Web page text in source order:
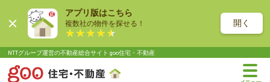
アプリ版はこちら
複数社の物件を探せる！ 開く
NTTグループ運営の不動産総合サイト goo住宅・不動産